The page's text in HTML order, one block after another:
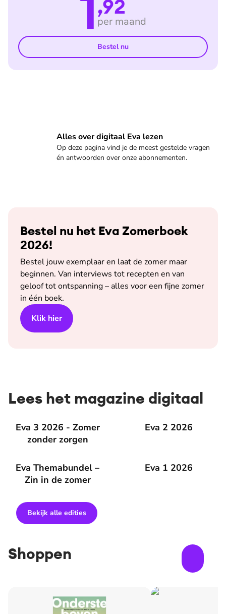
,92
per maand
Bestel nu
Alles over digitaal Eva lezen
Op deze pagina vind je de meest gestelde vragen
én antwoorden over onze abonnementen.
Veelgestelde vragen
Bestel nu het Eva Zomerboek
2026!
Bestel jouw exemplaar en laat de zomer maar
beginnen. Van interviews tot recepten en van
geloof tot ontspanning – alles voor een fijne zomer
in één boek.
Klik hier
Lees het magazine digitaal
Eva 3 2026 - Zomer
zonder zorgen
Eva 3 2026 - Zomer zonder zorgen Eva 2 2026
Eva 2 2026
Eva Themabundel –
Zin in de zomer
Eva Themabundel – Zin in de zomer Eva 1 2026
Eva 1 2026
Bekijk alle edities
Shoppen